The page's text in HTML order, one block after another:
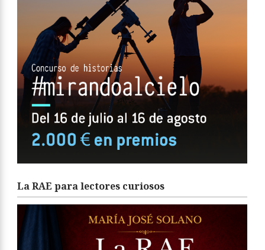
La RAE para lectores curiosos